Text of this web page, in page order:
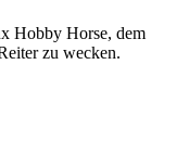
Hobby Horse, dem
zu wecken.